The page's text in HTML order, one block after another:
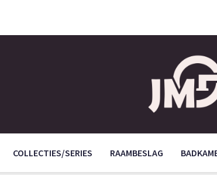
COLLECTIES/SERIES RAAMBESLAG